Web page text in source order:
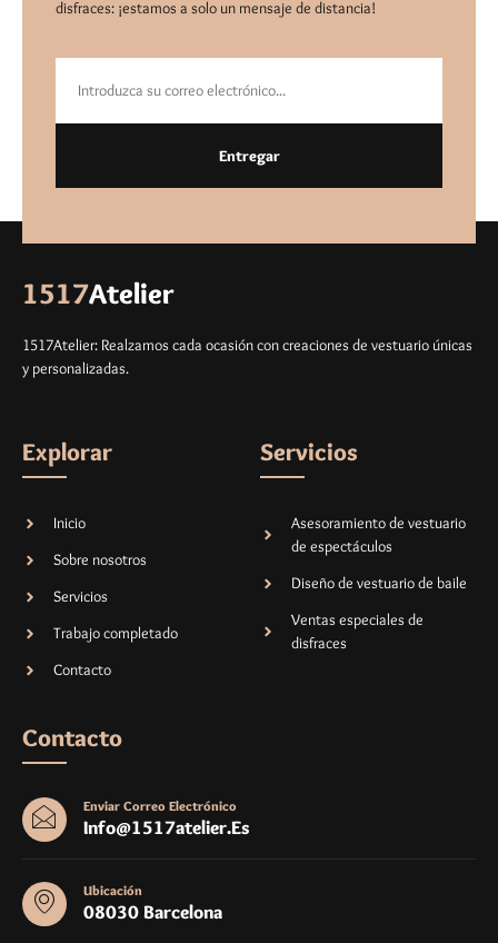
disfraces: ¡estamos a solo un mensaje de distancia!
Entregar
1517Atelier
1517Atelier: Realzamos cada ocasión con creaciones de vestuario únicas
y personalizadas.
Explorar
Inicio
Sobre nosotros
Servicios
Trabajo completado
Contacto
Servicios
Asesoramiento de vestuario
de espectáculos
Diseño de vestuario de baile
Ventas especiales de
disfraces
Contacto
Enviar Correo Electrónico
Info@1517atelier.es
Ubicación
08030 Barcelona